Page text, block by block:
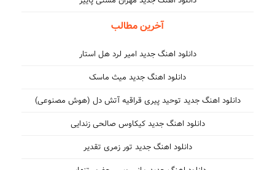
آخرین مطالب
دانلود اهنگ جدید امیر لرد هل استار
دانلود اهنگ جدید میث ماسک
دانلود اهنگ جدید توحید پیری قراقیه آتش دل (هوش مصنوعی)
دانلود اهنگ جدید کیکاوس صالحی زندایی
دانلود اهنگ جدید تور زمری تقدیر